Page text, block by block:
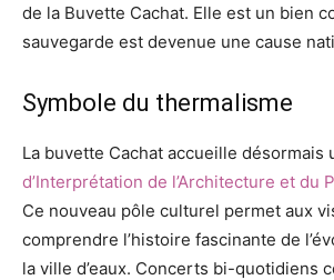
de la Buvette Cachat. Elle est un bien
sauvegarde est devenue une cause
Symbole du thermalisme
La buvette Cachat accueille désormais
d’Interprétation de l’Architecture et du
Ce nouveau pôle culturel permet aux
comprendre l’histoire fascinante de
la ville d’eaux. Concerts bi-quotidiens